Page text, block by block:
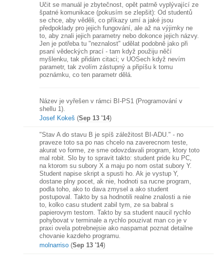
Učit se manuál je zbytečnost, opět patrně vyplývající ze
špatné komunikace (pokusím se zlepšit): Od studentů
se chce, aby věděli, co příkazy umí a jaké jsou
předpoklady pro jejich fungování, ale až na výjimky ne
to, aby znali jejich parametry nebo dokonce jejich názvy.
Jen je potřeba tu "neznalost" udělat podobně jako při
psaní vědeckých prací - tam když použiju něčí
myšlenku, tak přidám citaci; v UOSech když nevím
parametr, tak zvolím zástupný a připíšu k tomu
poznámku, co ten parametr dělá.
Název je vyřešen v rámci BI-PS1 (Programování v
shellu 1).
Josef Kokeš (Sep 13 '14)
"Stav A do stavu B je spíš záležitost BI-ADU." - no
praveze toto sa po nas chcelo na zaverecnom teste,
akurat vo forme, ze sme odovzdavali program, ktory toto
mal robit. Slo by to spravit takto: student pride ku PC,
na ktorom su subory X a maju po nom ostat subory Y.
Student napise skript a spusti ho. Ak je vystup Y,
dostane plny pocet, ak nie, hodnoti sa rucne program,
podla toho, ako to dava zmysel a ako student
postupoval. Takto by sa hodnotili realne znalosti a nie
to, kolko casu student zabil tym, ze sa babral s
papierovym testom. Takto by sa student naucil rychlo
pohybovat v terminale a rychlo pouzivat man co je v
praxi ovela potrebnejsie ako naspamat poznat detailne
chovanie kazdeho programu.
molnarriso (Sep 13 '14)